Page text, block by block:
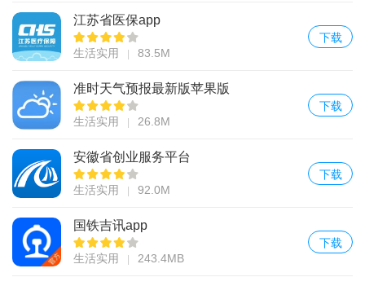
江苏省医保app
生活实用 83.5M
下载
准时天气预报最新版苹果版
生活实用 26.8M
下载
安徽省创业服务平台
生活实用 92.0M
下载
国铁吉讯app
生活实用 243.4MB
下载